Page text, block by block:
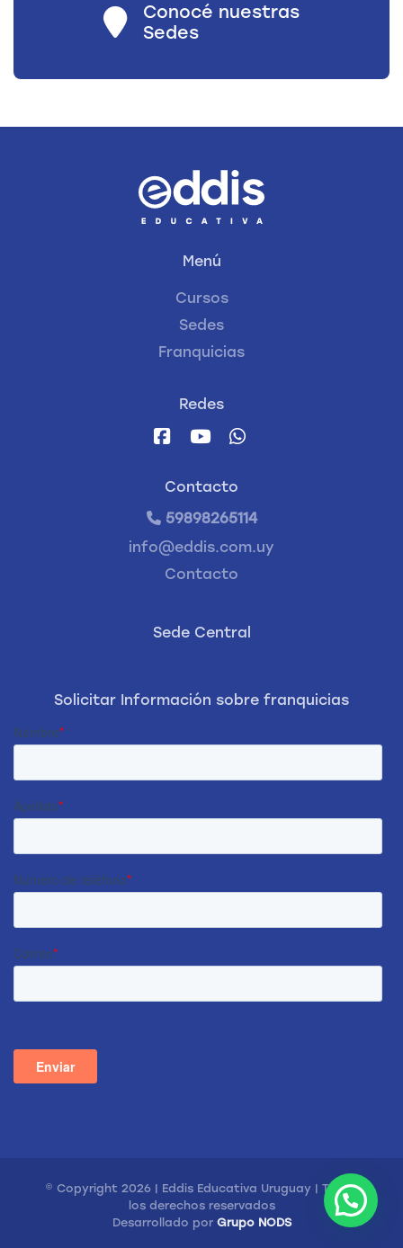
Conocé nuestras
Sedes
Menú
Cursos
Sedes
Franquicias
Redes
Contacto
59898265114
info@eddis.com.uy
Contacto
Sede Central
Solicitar Información sobre franquicias
© Copyright 2026 | Eddis Educativa Uruguay | Todos
los derechos reservados
Desarrollado por Grupo NODS